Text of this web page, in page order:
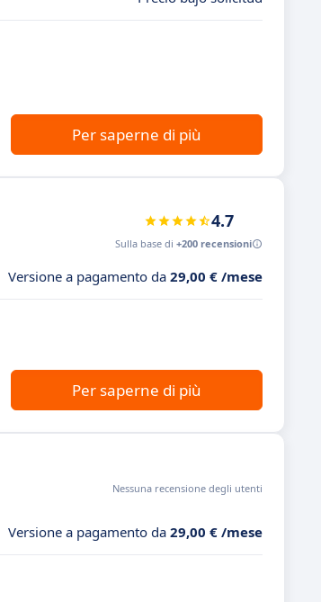
Per saperne di più
4.7
Sulla base di +200 recensioni
Versione a pagamento da 29,00 € /mese
Per saperne di più
Nessuna recensione degli utenti
Versione a pagamento da 29,00 € /mese